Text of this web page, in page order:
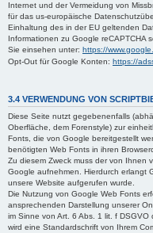
Internet und der Vermeidung von
für das us-europäische
Einhaltung des in der EU geltenden
Informationen zu Google reCAPTCHA
Sie einsehen unter: https://
Opt-Out für Google Konten: https://
3.4 VERWENDUNG VON
Diese Seite nutzt gegebenenfalls
Oberfläche, dem Forenstyle) zur
Fonts, die von Google bereitgestellt
benötigten Web Fonts in ihren
Zu diesem Zweck muss der von Ihnen
Google aufnehmen. Hierdurch erlangt
unsere Website aufgerufen wurde.
Die Nutzung von Google Web Fonts
ansprechenden Darstellung unserer
im Sinne von Art. 6 Abs. 1 lit. f
wird eine Standardschrift von Ihrem